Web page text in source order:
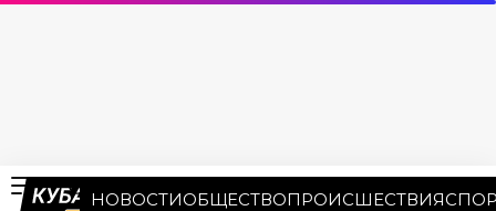
НОВОСТИОБЩЕСТВОПРОИСШЕСТВИЯ